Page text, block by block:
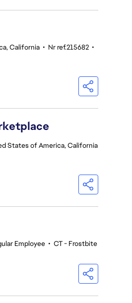
California • Nr ref.215682 •
States of America, California
Employee • CT - Frostbite